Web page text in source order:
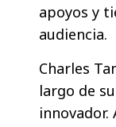
apoyos y
audiencia.
Charles
largo de
innovador.